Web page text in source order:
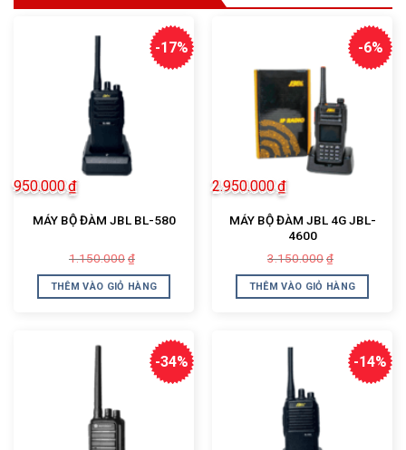
-17%
MÁY BỘ ĐÀM JBL BL-580
1.150.000 ₫
là:
1.150.000₫.
950.000₫
tại
là:
THÊM VÀO GIỎ HÀNG
-6%
MÁY BỘ ĐÀM JBL 4G JBL-
4600
3.150.000 ₫
là:
3.150.000₫.
2.950.000₫
tại
là:
THÊM VÀO GIỎ HÀNG
-34% -14%